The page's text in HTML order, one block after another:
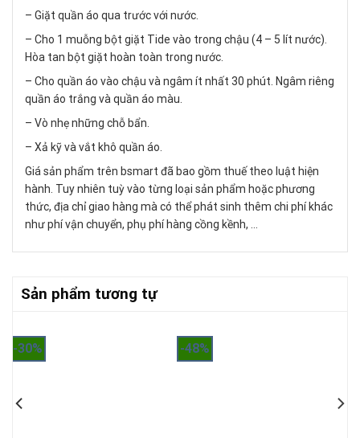
– Giặt quần áo qua trước với nước.
– Cho 1 muỗng bột giặt Tide vào trong chậu (4 – 5 lít nước).
Hòa tan bột giặt hoàn toàn trong nước.
– Cho quần áo vào chậu và ngâm ít nhất 30 phút. Ngâm riêng
quần áo trắng và quần áo màu.
– Vò nhẹ những chỗ bẩn.
– Xả kỹ và vắt khô quần áo.
Giá sản phẩm trên bsmart đã bao gồm thuế theo luật hiện
hành. Tuy nhiên tuỳ vào từng loại sản phẩm hoặc phương
thức, địa chỉ giao hàng mà có thể phát sinh thêm chi phí khác
như phí vận chuyển, phụ phí hàng cồng kềnh, …
Sản phẩm tương tự
-30% -48%